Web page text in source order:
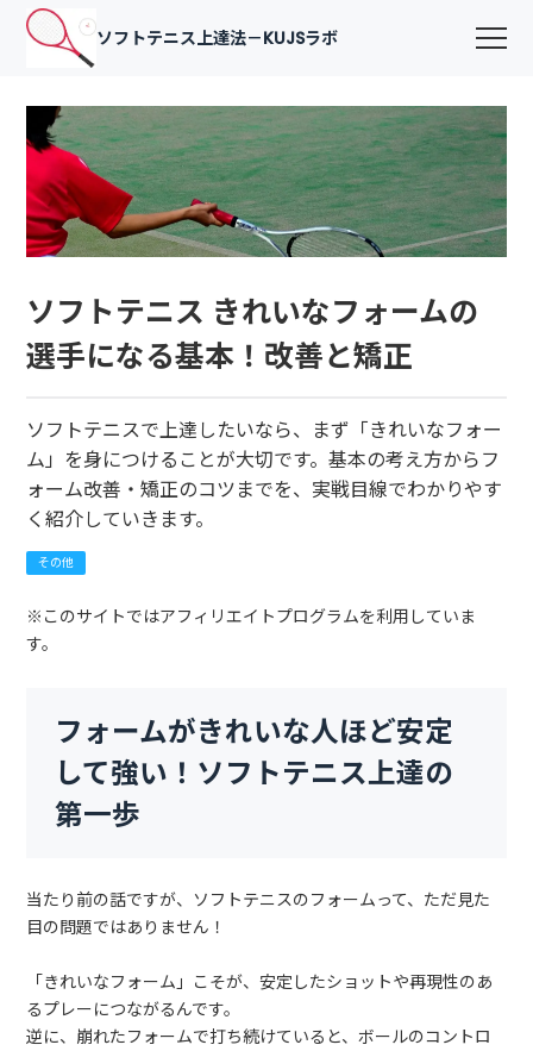
ソフトテニス上達法－KUJSラボ
ソフトテニス きれいなフォームの
選手になる基本！改善と矯正
ソフトテニスで上達したいなら、まず「きれいなフォー
ム」を身につけることが大切です。基本の考え方からフ
ォーム改善・矯正のコツまでを、実戦目線でわかりやす
く紹介していきます。
その他
※このサイトではアフィリエイトプログラムを利用していま
す。
フォームがきれいな人ほど安定
して強い！ソフトテニス上達の
第一歩
当たり前の話ですが、ソフトテニスのフォームって、ただ見た
目の問題ではありません！
「きれいなフォーム」こそが、安定したショットや再現性のあ
るプレーにつながるんです。
逆に、崩れたフォームで打ち続けていると、ボールのコントロ